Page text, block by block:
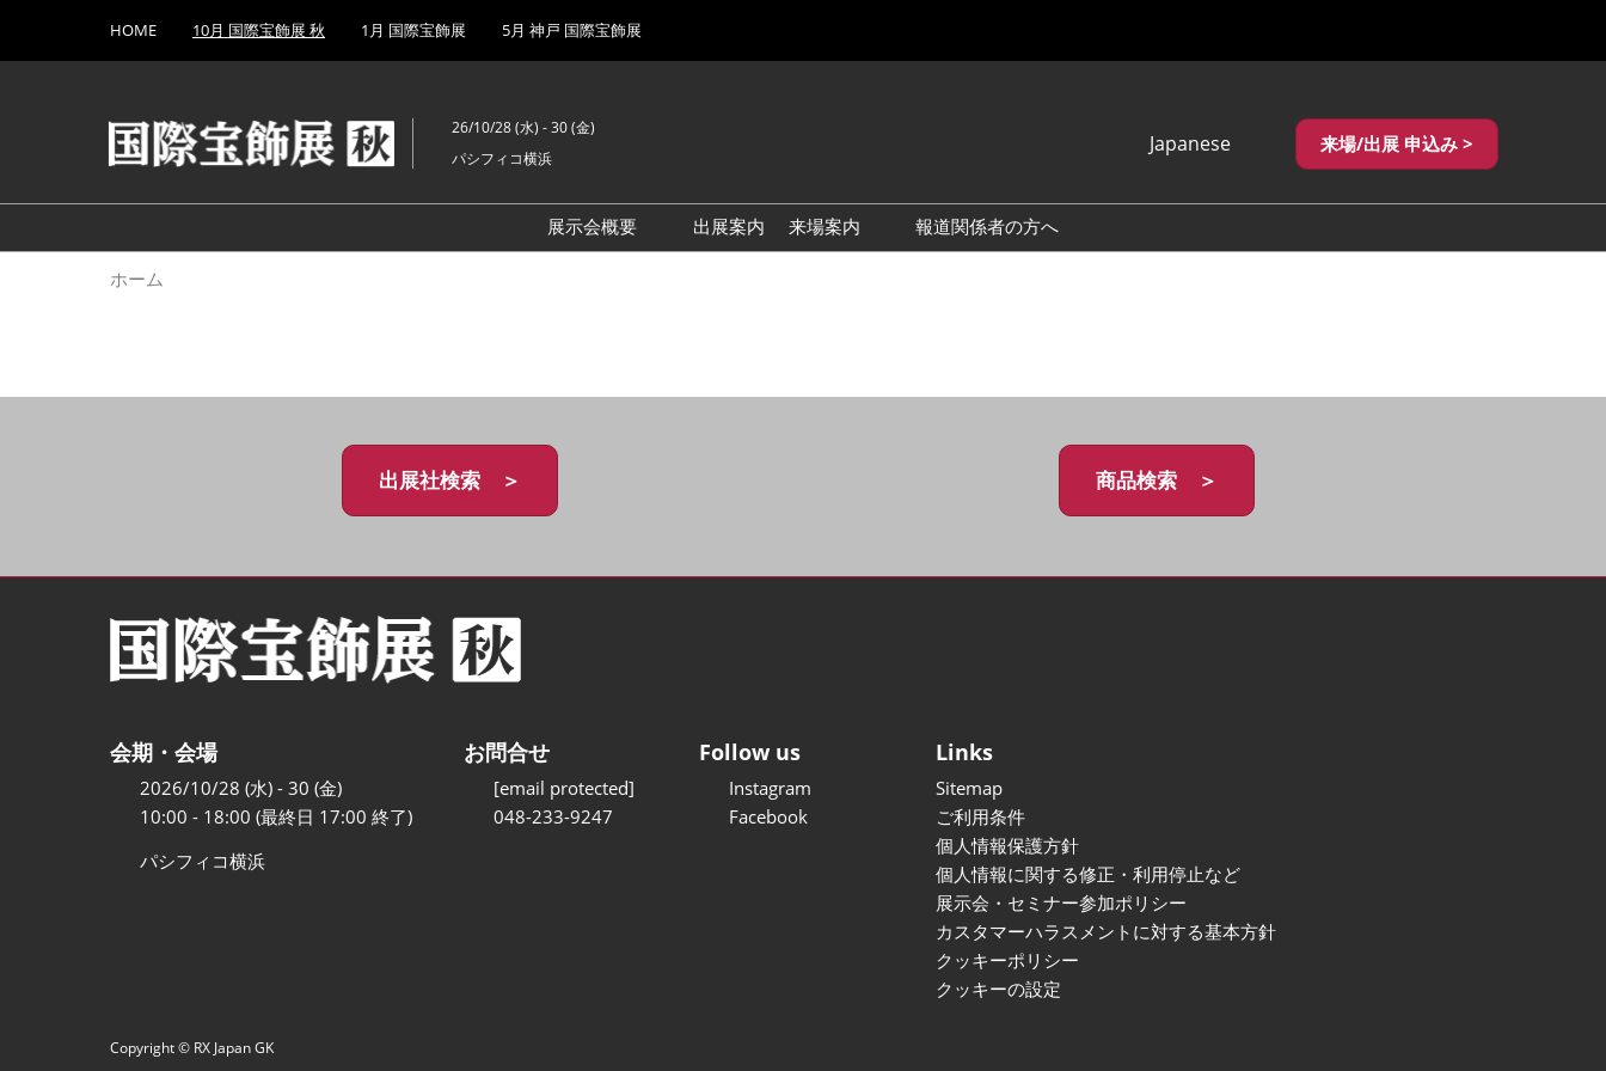
キ
し
て
to
HOME 10月 国際宝飾展 秋 1月 国際宝飾展 5月 神戸 国際宝飾展
26/10/28 (水) - 30 (金)
パシフィコ横浜
Japanese
繁體中文
来場/出展 申込み >
展示会概要
出展案内
来場案内
報道関係者の方へ
ホーム
出展社検索 ＞ 商品検索 ＞
会期・会場
2026/10/28 (水) - 30 (金)
10:00 - 18:00 (最終日 17:00 終了)
パシフィコ横浜
お問合せ
[email protected]
048-233-9247
Follow us
Instagram
Facebook
Links
Sitemap
ご利用条件
個人情報保護方針
個人情報に関する修正・利用停止など
展示会・セミナー参加ポリシー
カスタマーハラスメントに対する基本方針
クッキーポリシー
クッキーの設定
Copyright © RX Japan GK